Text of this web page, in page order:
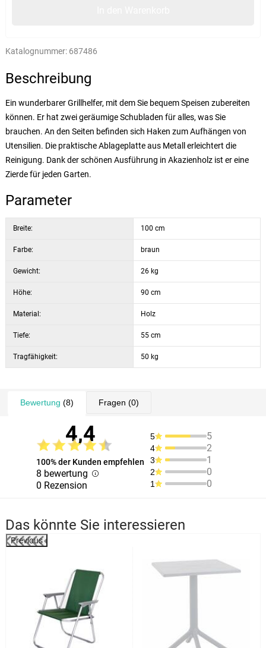
Katalognummer: 687486
Beschreibung
Ein wunderbarer Grillhelfer, mit dem Sie bequem Speisen zubereiten
können. Er hat zwei geräumige Schubladen für alles, was Sie
brauchen. An den Seiten befinden sich Haken zum Aufhängen von
Utensilien. Die praktische Ablageplatte aus Metall erleichtert die
Reinigung. Dank der schönen Ausführung in Akazienholz ist er eine
Zierde für jeden Garten.
Parameter
Breite: 100 cm
Farbe: braun
Gewicht: 26 kg
Höhe: 90 cm
Material: Holz
Tiefe: 55 cm
Tragfähigkeit: 50 kg
Bewertung (8) Fragen (0)
4,4
100% der Kunden empfehlen
8 bewertung
0 Rezension
5 5
4 2
3 1
2 0
1 0
Das könnte Sie interessieren
Previous